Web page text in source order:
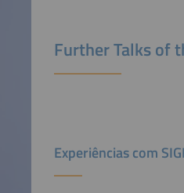
Further Talks of
Experiências com